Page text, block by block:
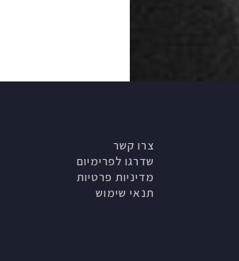
צרו קשר
שדרגו לפרימיום
מדיניות פרטיות
תנאי שימוש